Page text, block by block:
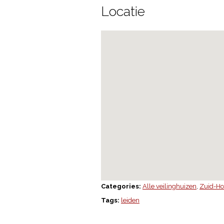
Locatie
Categories: Alle veilinghuizen, Zuid-
Tags: leiden